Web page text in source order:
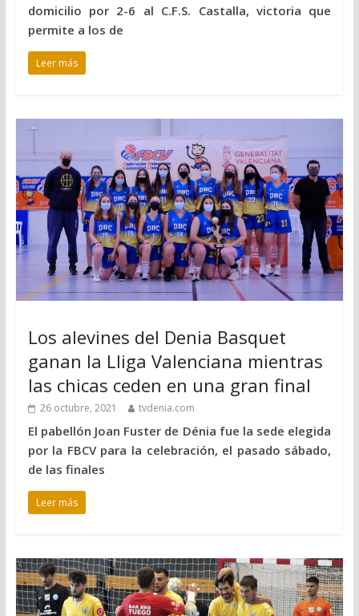
domicilio por 2-6 al C.F.S. Castalla, victoria que
permite a los de
Leer más
Los alevines del Denia Basquet
ganan la Lliga Valenciana mientras
las chicas ceden en una gran final
26 octubre, 2021 tvdenia.com
El pabellón Joan Fuster de Dénia fue la sede elegida
por la FBCV para la celebración, el pasado sábado,
de las finales
Leer más